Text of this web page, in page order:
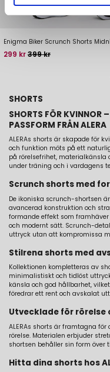
Pris
299 krBaspris
399 kr
SHORTS
SHORTS FÖR KVINNOR
PASSFORM FRÅN ALERA
ALERAs shorts är skapade för
och funktion möts på ett
på rörelsefrihet,
under träning och i vardagens
Scrunch shorts med
De ikoniska scrunch-shortsen
avancerad konstruktion och
formande effekt som
och modernt sätt. Scrunch-
uttryck utan att kompromissa
Stilrena shorts med
Kollektionen kompletteras av
minimalistiskt och tidlöst
känsla och god hållbarhet,
föredrar ett rent och avskalat
Utvecklade för rörelse
ALERAs shorts är framtagna
rörelse. Materialen erbjuder
shortsen behåller sin form över
Hitta dina shorts hos